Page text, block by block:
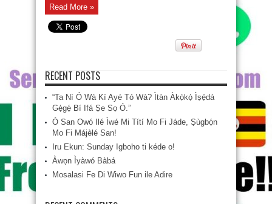
Read More »
RECENT POSTS
“Ta Ní Ó Wà Kí Ayé Tó Wà? Ìtàn Àkọ́kọ́ Ìṣẹ̀dá
Gẹ́gẹ́ Bí Ifá Ṣe Sọ Ó.”
Ó San Owó Ilé Ìwé Mi Títí Mo Fi Jáde, Ṣùgbọ́n
Mo Fi Májèlé San!
Iru Ekun: Sunday Igboho ti kéde o!
Àwọn Ìyàwó Bàbá
Mosalasi Fe Di Wiwo Fun ile Adire